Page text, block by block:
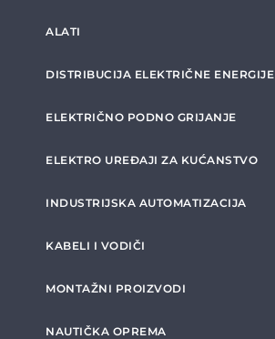
ALATI
DISTRIBUCIJA ELEKTRIČNE ENERGIJE
ELEKTRIČNO PODNO GRIJANJE
ELEKTRO UREĐAJI ZA KUĆANSTVO
INDUSTRIJSKA AUTOMATIZACIJA
KABELI I VODIČI
MONTAŽNI PROIZVODI
NAUTIČKA OPREMA